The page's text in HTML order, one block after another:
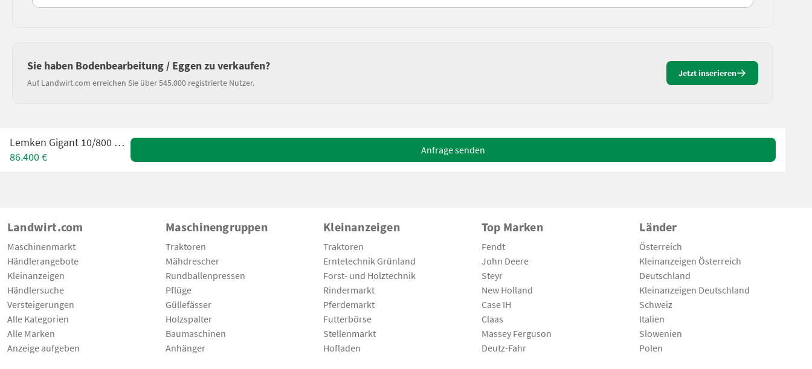
Sie haben Bodenbearbeitung / Eggen zu verkaufen?
Auf Landwirt.com erreichen Sie über 545.000 registrierte Nutzer.
Jetzt inserieren
Lemken Gigant 10/800 Heliodor
86.400 €
Anfrage senden
Landwirt.com
Maschinenmarkt
Händlerangebote
Kleinanzeigen
Händlersuche
Versteigerungen
Alle Kategorien
Alle Marken
Anzeige aufgeben
Maschinengruppen
Traktoren
Mähdrescher
Rundballenpressen
Pflüge
Güllefässer
Holzspalter
Baumaschinen
Anhänger
Kleinanzeigen
Traktoren
Erntetechnik Grünland
Forst- und Holztechnik
Rindermarkt
Pferdemarkt
Futterbörse
Stellenmarkt
Hofladen
Top Marken
Fendt
John Deere
Steyr
New Holland
Case IH
Claas
Massey Ferguson
Deutz-Fahr
Länder
Österreich
Kleinanzeigen Österreich
Deutschland
Kleinanzeigen Deutschland
Schweiz
Italien
Slowenien
Polen